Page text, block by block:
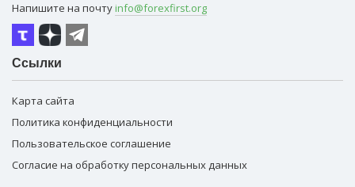
Напишите на почту info@forexfirst.org
Ссылки
Карта сайта
Политика конфиденциальности
Пользовательское соглашение
Согласие на обработку персональных данных